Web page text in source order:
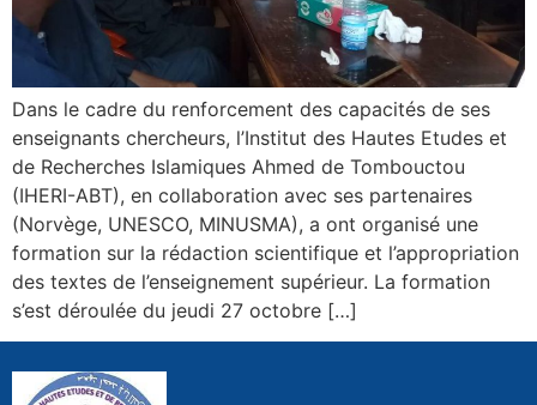
Dans le cadre du renforcement des capacités de ses
enseignants chercheurs, l’Institut des Hautes Etudes et
de Recherches Islamiques Ahmed de Tombouctou
(IHERI-ABT), en collaboration avec ses partenaires
(Norvège, UNESCO, MINUSMA), a ont organisé une
formation sur la rédaction scientifique et l’appropriation
des textes de l’enseignement supérieur. La formation
s’est déroulée du jeudi 27 octobre […]